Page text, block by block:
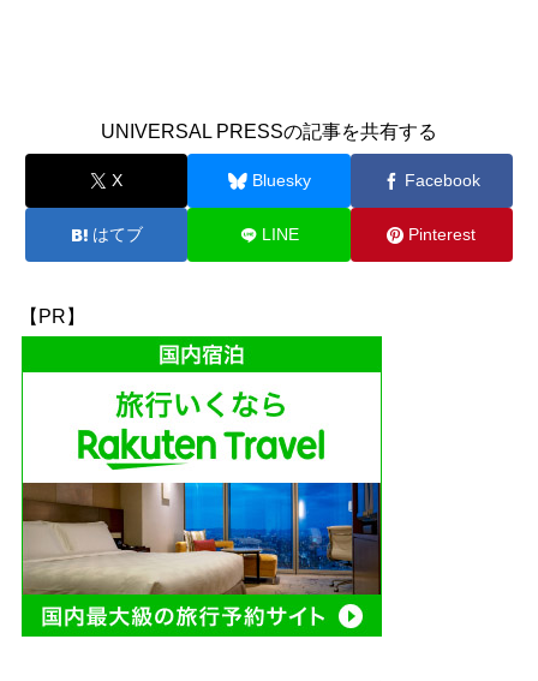
UNIVERSAL PRESSの記事を共有する
X Bluesky Facebook
はてブ LINE Pinterest
【PR】